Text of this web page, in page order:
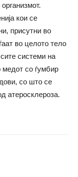
кои се
присутни во
во целото тело
системи на
медот со ѓумбир
со што се
атеросклероза.